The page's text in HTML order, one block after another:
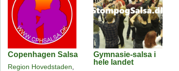
Copenhagen Salsa
Region Hovedstaden,
Gymnasie-salsa i
hele landet